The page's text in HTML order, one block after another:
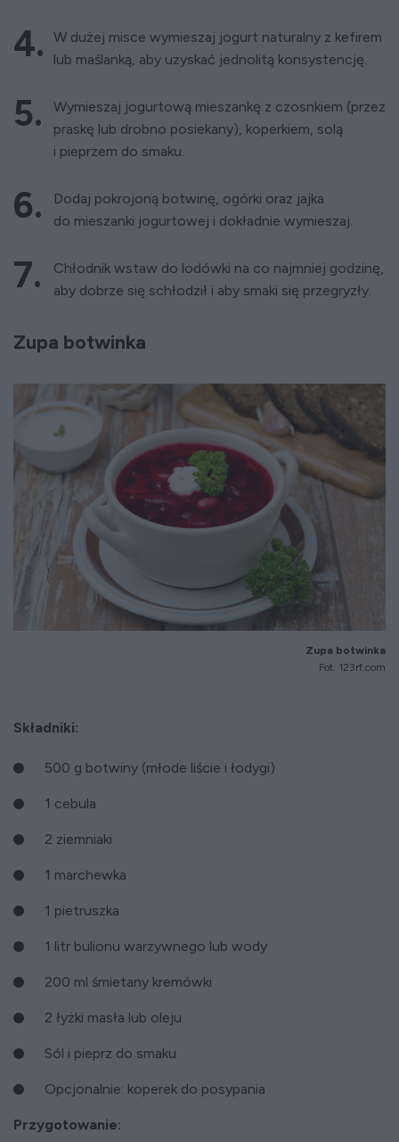
W dużej misce wymieszaj jogurt naturalny z kefirem
lub maślanką, aby uzyskać jednolitą konsystencję.
Wymieszaj jogurtową mieszankę z czosnkiem (przez
praskę lub drobno posiekany), koperkiem, solą
i pieprzem do smaku.
Dodaj pokrojoną botwinę, ogórki oraz jajka
do mieszanki jogurtowej i dokładnie wymieszaj.
Chłodnik wstaw do lodówki na co najmniej godzinę,
aby dobrze się schłodził i aby smaki się przegryzły.
Zupa botwinka
Zupa botwinka
Fot. 123rf.com
Składniki:
500 g botwiny (młode liście i łodygi)
1 cebula
2 ziemniaki
1 marchewka
1 pietruszka
1 litr bulionu warzywnego lub wody
200 ml śmietany kremówki
2 łyżki masła lub oleju
Sól i pieprz do smaku
Opcjonalnie: koperek do posypania
Przygotowanie: